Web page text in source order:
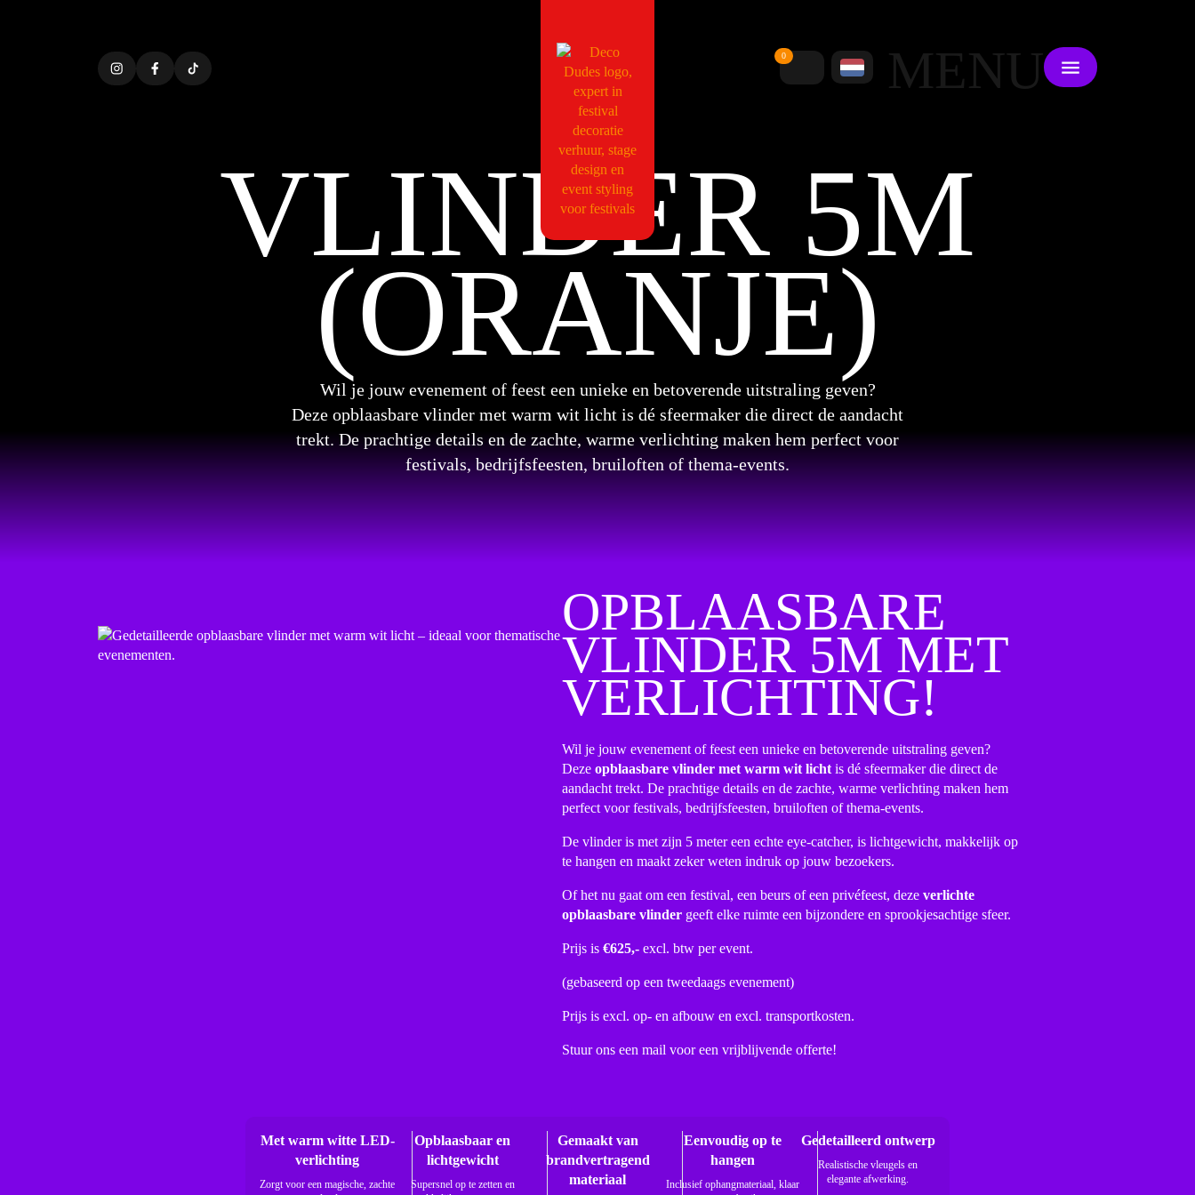
0 MENU
VLINDER 5M
(ORANJE)
Wil je jouw evenement of feest een unieke en betoverende uitstraling geven?
Deze opblaasbare vlinder met warm wit licht is dé sfeermaker die direct de aandacht
trekt. De prachtige details en de zachte, warme verlichting maken hem perfect voor
festivals, bedrijfsfeesten, bruiloften of thema-events.
OPBLAASBARE
VLINDER 5M MET
VERLICHTING!
Wil je jouw evenement of feest een unieke en betoverende uitstraling geven?
Deze opblaasbare vlinder met warm wit licht is dé sfeermaker die direct de
aandacht trekt. De prachtige details en de zachte, warme verlichting maken hem
perfect voor festivals, bedrijfsfeesten, bruiloften of thema-events.
De vlinder is met zijn 5 meter een echte eye-catcher, is lichtgewicht, makkelijk op
te hangen en maakt zeker weten indruk op jouw bezoekers.
Of het nu gaat om een festival, een beurs of een privéfeest, deze verlichte
opblaasbare vlinder geeft elke ruimte een bijzondere en sprookjesachtige sfeer.
Prijs is €625,- excl. btw per event.
(gebaseerd op een tweedaags evenement)
Prijs is excl. op- en afbouw en excl. transportkosten.
Stuur ons een mail voor een vrijblijvende offerte!
Met warm witte LED-
verlichting
Zorgt voor een magische, zachte
Opblaasbaar en
lichtgewicht
Supersnel op te zetten en
Gemaakt van
brandvertragend
materiaal
Eenvoudig op te
hangen
Inclusief ophangmateriaal, klaar
Gedetailleerd ontwerp
Realistische vleugels en
elegante afwerking.